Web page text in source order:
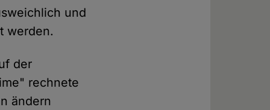
und
werden.
der
rechnete
ändern